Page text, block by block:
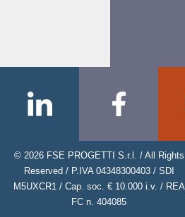
© 2026 FSE PROGETTI S.r.l. / All Rights
Reserved / P.IVA 04348300403 / SDI
M5UXCR1 / Cap. soc. € 10.000 i.v. / REA
FC n. 404085